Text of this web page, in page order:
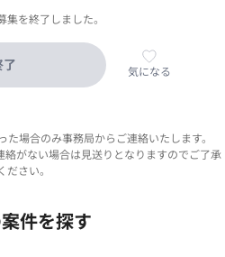
集を終了しました。
了 気になる
場合のみ事務局からご連絡いたします。
絡がない場合は見送りとなりますのでご了承
ださい。
件を探す